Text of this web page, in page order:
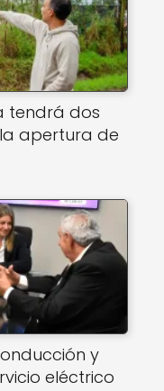
tendrá dos
apertura de
y
eléctrico